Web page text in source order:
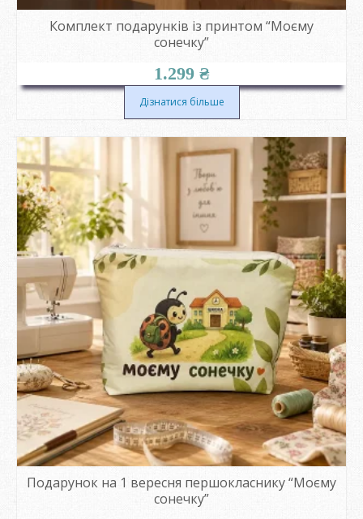
Комплект подарунків із принтом “Моєму
сонечку”
1.299 ₴
Дізнатися більше
Подарунок на 1 вересня першокласнику “Моєму
сонечку”